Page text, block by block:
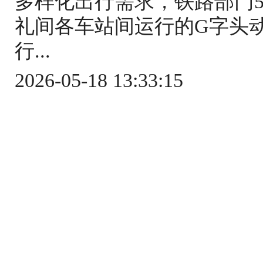
礼间各车站间运行的G字头
行...
2026-05-18 13:33:15